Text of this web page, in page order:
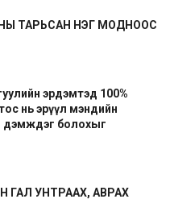
ТАРЬСАН НЭГ МОДНООС
эрдэмтэд 100%
нь эрүүл мэндийн
дэмждэг болохыг
ГАЛ УНТРААХ, АВРАХ